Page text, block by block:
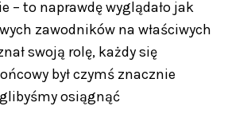
– to naprawdę wyglądało jak
zawodników na właściwych
swoją rolę, każdy się
był czymś znacznie
osiągnąć